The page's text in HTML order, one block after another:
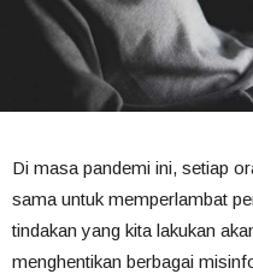
Di masa pandemi ini, setiap
sama untuk memperlambat
tindakan yang kita lakukan
menghentikan berbagai